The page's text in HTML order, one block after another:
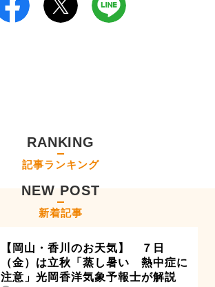
RANKING
記事ランキング
NEW POST
新着記事
【岡山・香川のお天気】 ７日
（金）は立秋「蒸し暑い 熱中症に
注意」光岡香洋気象予報士が解説